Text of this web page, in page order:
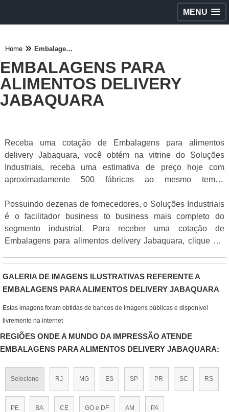
MENU
Home Embalagens para alimentos delivery Jabaquara
EMBALAGENS PARA
ALIMENTOS DELIVERY
JABAQUARA
Receba uma cotação de Embalagens para alimentos
delivery Jabaquara, você obtém na vitrine do Soluções
Industriais, receba uma estimativa de preço hoje com
aproximadamente 500 fábricas ao mesmo tempo
Possuindo dezenas de fornecedores, o Soluções Industriais
é o facilitador business to business mais completo do
segmento industrial. Para receber uma cotação de
Embalagens para alimentos delivery Jabaquara, clique em
GALERIA DE IMAGENS ILUSTRATIVAS REFERENTE A
EMBALAGENS PARA ALIMENTOS DELIVERY JABAQUARA
Estas imagens foram obtidas de bancos de imagens públicas e disponível
livremente na internet
REGIÕES ONDE A MUNDO DA IMPRESSÃO ATENDE
EMBALAGENS PARA ALIMENTOS DELIVERY JABAQUARA:
Selecione RJ MG ES SP PR SC RS
PE BA CE GO e DF AM PA